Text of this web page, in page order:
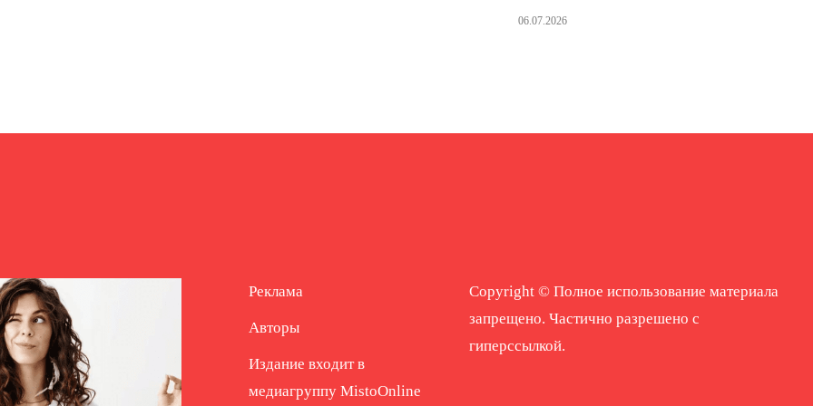
06.07.2026
Реклама
Авторы
Издание входит в
медиагруппу MistoOnline
Copyright © Полное использование материала
запрещено. Частично разрешено с
гиперссылкой.